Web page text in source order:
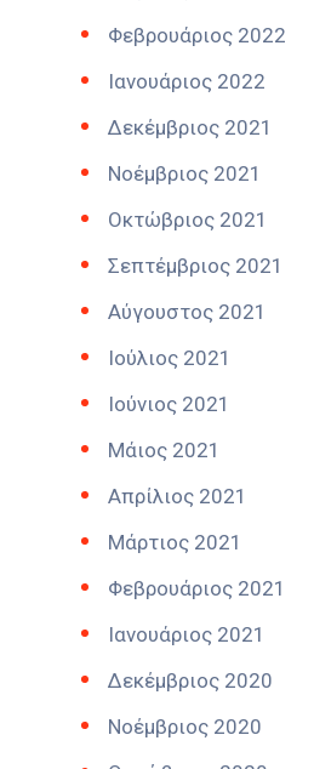
Φεβρουάριος 2022
Ιανουάριος 2022
Δεκέμβριος 2021
Νοέμβριος 2021
Οκτώβριος 2021
Σεπτέμβριος 2021
Αύγουστος 2021
Ιούλιος 2021
Ιούνιος 2021
Μάιος 2021
Απρίλιος 2021
Μάρτιος 2021
Φεβρουάριος 2021
Ιανουάριος 2021
Δεκέμβριος 2020
Νοέμβριος 2020